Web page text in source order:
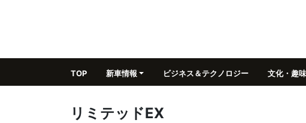
TOP 新車情報 ビジネス＆テクノロジー 文化・趣味
リミテッドEX